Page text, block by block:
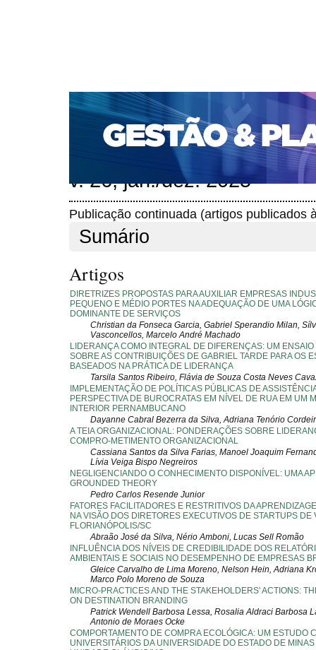
CAPA SOBRE ACESSO CADASTRO
PORTAL DE REVISTAS DA UNIFACS
SUBMISSÕES
PARA SUBMISSÃO DE ARTIGOS
TUTORIAL PARA
Capa > v. 26, jan./dez. 2025
v. 26, jan./dez. 2025
Publicação continuada (artigos publicados
Sumário
Artigos
DIRETRIZES PROPOSTAS PARA AUXILIAR EMPRESAS
PEQUENO E MÉDIO PORTES NA ADEQUAÇÃO DE UMA
DOMINANTE DE SERVIÇOS
Christian da Fonseca Garcia, Gabriel Sperandio Milan,
Vasconcellos, Marcelo André Machado
LIDERANÇA COMO INTEGRAL DE DIFERENÇAS: UM ENSAIO
SOBRE AS CONTRIBUIÇÕES DE GABRIEL TARDE PARA OS
BASEADOS NA PRÁTICA DE LIDERANÇA
Tarsila Santos Ribeiro, Flávia de Souza Costa Neves
IMPLEMENTAÇÃO DE POLÍTICAS PÚBLICAS DE
PERSPECTIVA DE BUROCRATAS EM NÍVEL DE RUA EM UM
INTERIOR PERNAMBUCANO
Dayanne Cabral Bezerra da Silva, Adriana Tenório
A TEIA ORGANIZACIONAL: PONDERAÇÕES SOBRE
COMPRO-METIMENTO ORGANIZACIONAL
Cassiana Santos da Silva Farias, Manoel Joaquim
Lívia Veiga Bispo Negreiros
NEGLIGENCIANDO O CONHECIMENTO DISPONÍVEL: UMA
GROUNDED THEORY
Pedro Carlos Resende Junior
FATORES FACILITADORES E RESTRITIVOS DA
NA VISÃO DOS DIRETORES EXECUTIVOS DE STARTUPS DE
FLORIANÓPOLIS/SC
Abraão José da Silva, Nério Amboni, Lucas Sell Romão
INFLUÊNCIA DOS NÍVEIS DE CREDIBILIDADE DOS
AMBIENTAIS E SOCIAIS NO DESEMPENHO DE EMPRESAS
Gleice Carvalho de Lima Moreno, Nelson Hein, Adriana
Marco Polo Moreno de Souza
MICRO-PRACTICES AND THE STAKEHOLDERS' ACTIONS:
ON DESTINATION BRANDING
Patrick Wendell Barbosa Lessa, Rosalia Aldraci Barbosa
Antonio de Moraes Ocke
COMPORTAMENTO DE COMPRA ECOLÓGICA: UM ESTUDO
UNIVERSITÁRIOS DA UNIVERSIDADE DO ESTADO DE